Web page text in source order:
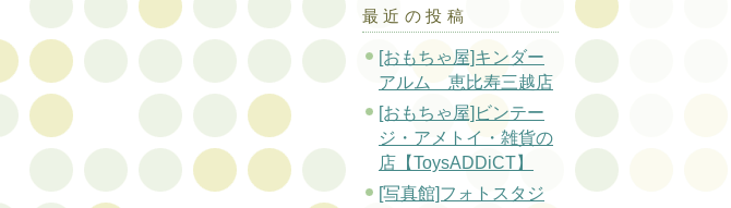
最近の投稿
[おもちゃ屋]キンダー
アルム 恵比寿三越店
[おもちゃ屋]ビンテー
ジ・アメトイ・雑貨の
店【ToysADDiCT】
[写真館]フォトスタジ